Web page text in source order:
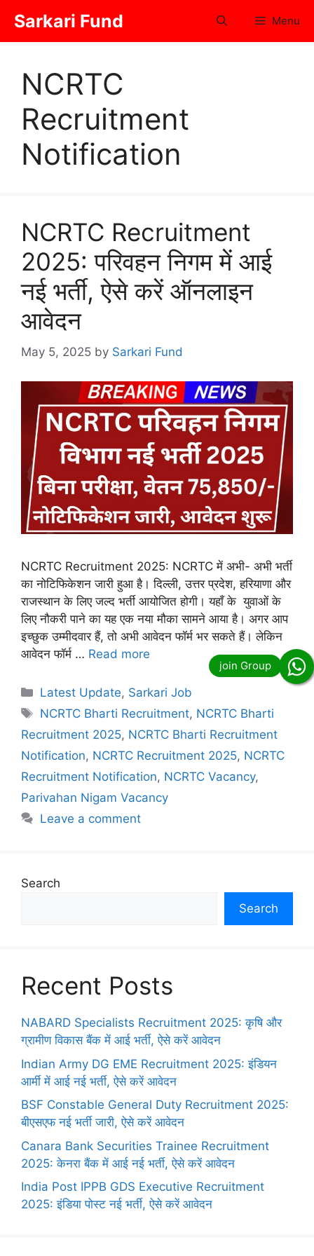
content
Sarkari Fund Menu
NCRTC
Recruitment
Notification
NCRTC Recruitment
2025: परिवहन निगम में आई
नई भर्ती, ऐसे करें ऑनलाइन
आवेदन
May 5, 2025 by Sarkari Fund
NCRTC Recruitment 2025: NCRTC में अभी- अभी भर्ती
का नोटिफिकेशन जारी हुआ है। दिल्ली, उत्तर प्रदेश, हरियाणा और
राजस्थान के लिए जल्द भर्ती आयोजित होगी। यहाँ के युवाओं के
लिए नौकरी पाने का यह एक नया मौका सामने आया है। अगर आप
इच्छुक उम्मीदवार हैं, तो अभी आवेदन फॉर्म भर सकते हैं। लेकिन
आवेदन फॉर्म … Read more
Categories
Latest Update, Sarkari Job
Tags
NCRTC Bharti Recruitment, NCRTC Bharti
Recruitment 2025, NCRTC Bharti Recruitment
Notification, NCRTC Recruitment 2025, NCRTC
Recruitment Notification, NCRTC Vacancy,
Parivahan Nigam Vacancy
Leave a comment
Search
Search
Recent Posts
NABARD Specialists Recruitment 2025: कृषि और
ग्रामीण विकास बैंक में आई भर्ती, ऐसे करें आवेदन
Indian Army DG EME Recruitment 2025: इंडियन
आर्मी में आई नई भर्ती, ऐसे करें आवेदन
BSF Constable General Duty Recruitment 2025:
बीएसएफ नई भर्ती जारी, ऐसे करें आवेदन
Canara Bank Securities Trainee Recruitment
2025: केनरा बैंक में आई नई भर्ती, ऐसे करें आवेदन
India Post IPPB GDS Executive Recruitment
2025: इंडिया पोस्ट नई भर्ती, ऐसे करें आवेदन